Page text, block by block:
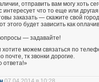
отправить вам могу хоть
интересует что то еще или
заказать — скажите свой
этого будет зависить как
— задавайте!
хотите можем связаться по
почте, тк звонки дорогие.
ответа!»